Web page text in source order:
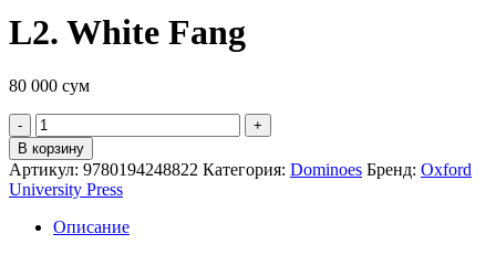
L2. White Fang
80 000 сум
Quantity
В корзину
Артикул: 9780194248822 Категория: Dominoes Бренд: Oxford
University Press
Описание